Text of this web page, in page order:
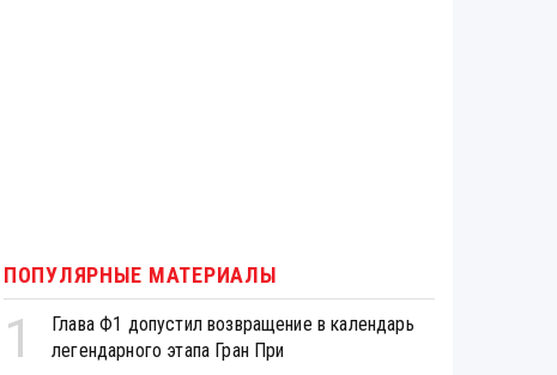
ПОПУЛЯРНЫЕ МАТЕРИАЛЫ
1
Глава Ф1 допустил возвращение в календарь
легендарного этапа Гран При